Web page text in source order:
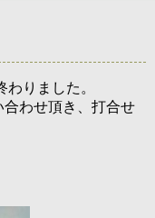
りました。
わせ頂き、打合せ